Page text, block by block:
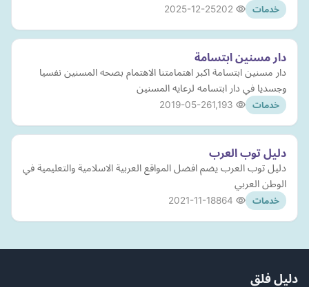
خدمات 2025-12-25
دار مسنين ابتسامة
دار مسنين ابتسامة اكبر اهتمامتنا الاهتمام بصحه المسنين نفسيا
وجسديا في دار ابتسامه لرعايه المسنين
خدمات 2019-05-26
دليل توب العرب
دليل توب العرب يضم افضل المواقع العربية الاسلامية والتعليمية في
الوطن العربي
خدمات 2021-11-18
دليل فلق